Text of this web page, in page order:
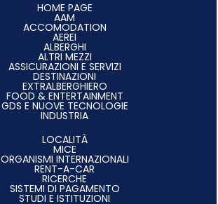
HOME PAGE
AAM
ACCOMODATION
AEREI
ALBERGHI
ALTRI MEZZI
ASSICURAZIONI E SERVIZI
DESTINAZIONI
EXTRALBERGHIERO
FOOD & ENTERTAINMENT
GDS E NUOVE TECNOLOGIE
INDUSTRIA
LOCALITÀ
MICE
ORGANISMI INTERNAZIONALI
RENT-A-CAR
RICERCHE
SISTEMI DI PAGAMENTO
STUDI E ISTITUZIONI